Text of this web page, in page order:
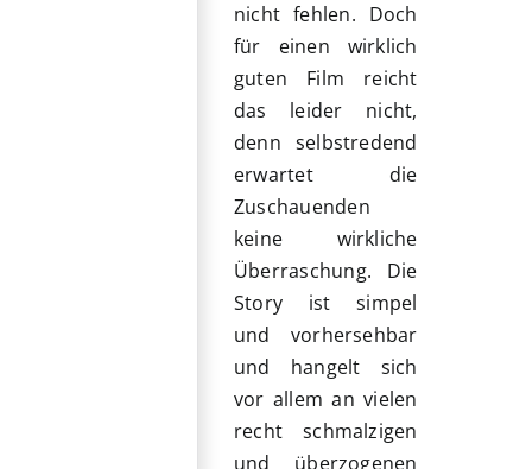
nicht fehlen. Doch
für einen wirklich
guten Film reicht
das leider nicht,
denn selbstredend
erwartet die
Zuschauenden
keine wirkliche
Überraschung. Die
Story ist simpel
und vorhersehbar
und hangelt sich
vor allem an vielen
recht schmalzigen
und überzogenen